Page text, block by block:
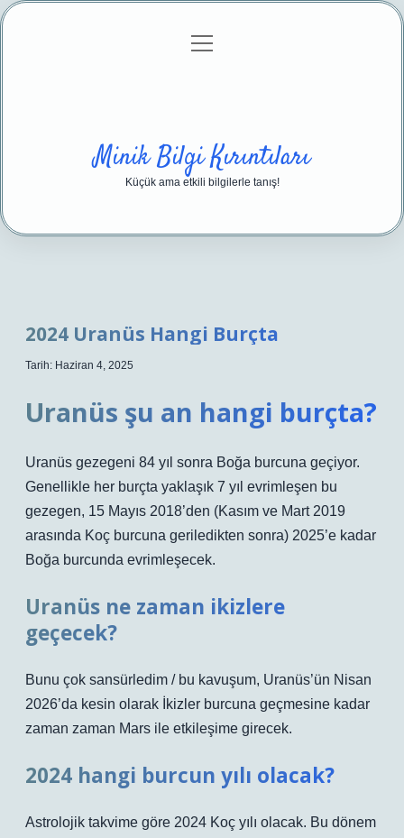
Gizlilik Politikası
menüyü
Minik Bilgi Kırıntıları
Küçük ama etkili bilgilerle tanış!
2024 Uranüs Hangi Burçta
Tarih: Haziran 4, 2025
Uranüs şu an hangi burçta?
Uranüs gezegeni 84 yıl sonra Boğa burcuna geçiyor.
Genellikle her burçta yaklaşık 7 yıl evrimleşen bu
gezegen, 15 Mayıs 2018’den (Kasım ve Mart 2019
arasında Koç burcuna geriledikten sonra) 2025’e kadar
Boğa burcunda evrimleşecek.
Uranüs ne zaman ikizlere
geçecek?
Bunu çok sansürledim / bu kavuşum, Uranüs’ün Nisan
2026’da kesin olarak İkizler burcuna geçmesine kadar
zaman zaman Mars ile etkileşime girecek.
2024 hangi burcun yılı olacak?
Astrolojik takvime göre 2024 Koç yılı olacak. Bu dönem